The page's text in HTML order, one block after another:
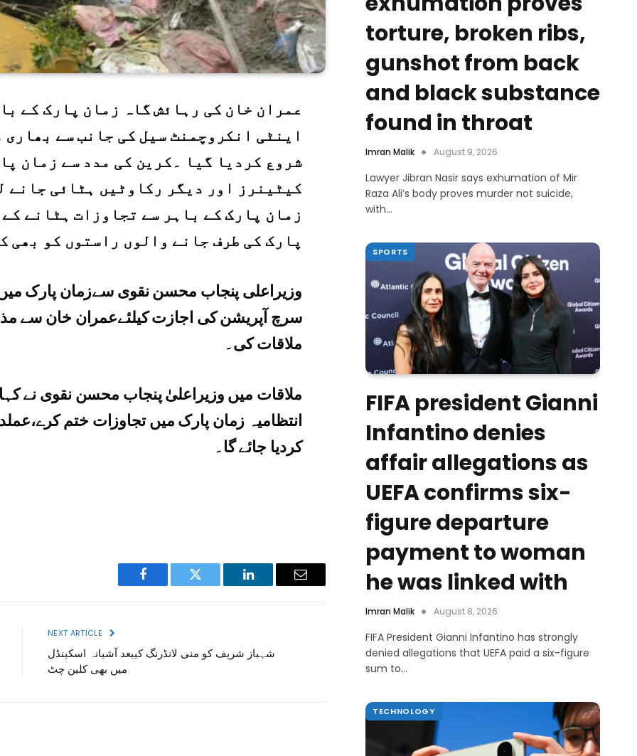
اینٹی انکروچمنٹ سیل کی جانب سے
شروع کردیا گیا ۔کرین کی مدد سے زمان
کیٹینرز اور دیگر رکاوٹیں ہٹائی جانے
زمان پارک کے باہر سے تجاوزات ہٹانے
پارک کی طرف جانے والوں راستوں کو بھی
وزیراعلی پنجاب محسن نقوی سےزمان پارک
سرچ آپریشن کی اجازت کیلئےعمران خان سے
ملاقات کی۔
ملاقات میں وزیراعلیٰ پنجاب محسن نقوی نے
انتظامیہ زمان پارک میں تجاوزات ختم
کردیا جائے گا۔
Facebook Twitter LinkedIn Email
NEXT ARTICLE
شہباز شریف کو منی لانڈرنگ کیبعد آشیانہ اسکینڈل
میں بھی کلین چٹ
torture, broken ribs,
gunshot from back
and black substance
found in throat
Imran Malik August 9, 2026
Lawyer Jibran Nasir says exhumation of Mir
Raza Ali’s body proves murder not suicide,
with…
SPORTS
FIFA president Gianni
Infantino denies
affair allegations as
UEFA confirms six-
figure departure
payment to woman
he was linked with
Imran Malik August 8, 2026
FIFA President Gianni Infantino has strongly
denied allegations that UEFA paid a six-figure
sum to…
TECHNOLOGY